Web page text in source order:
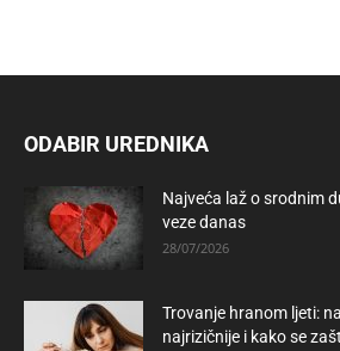
ODABIR UREDNIKA
Najveća laž o srodnim
veze danas
28/07/2026
Trovanje hranom ljeti:
najrizičnije i kako se